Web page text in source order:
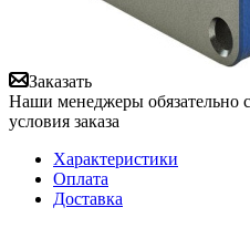
Заказать
Наши менеджеры обязательно
условия заказа
Характеристики
Оплата
Доставка